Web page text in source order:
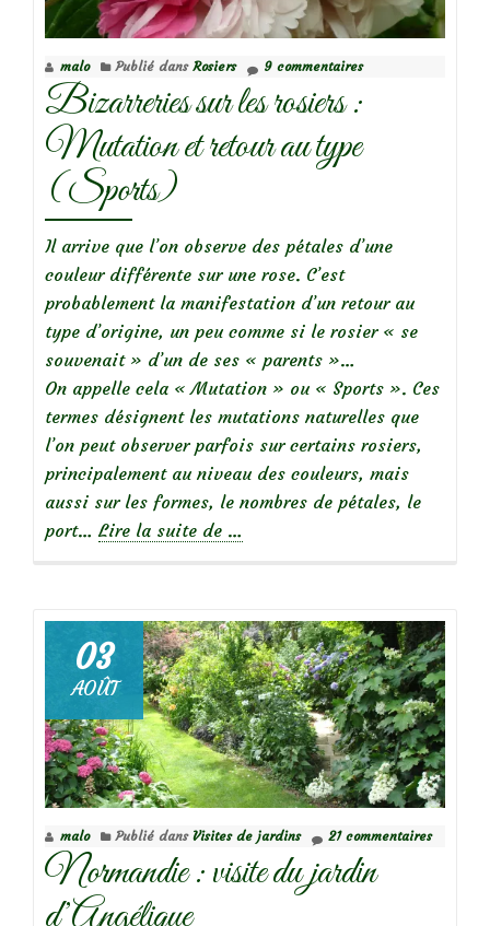
malo Publié dans Rosiers 9 commentaires
Bizarreries sur les rosiers :
Mutation et retour au type
(Sports)
Il arrive que l’on observe des pétales d’une
couleur différente sur une rose. C’est
probablement la manifestation d’un retour au
type d’origine, un peu comme si le rosier « se
souvenait » d’un de ses « parents »…
On appelle cela « Mutation » ou « Sports ». Ces
termes désignent les mutations naturelles que
l’on peut observer parfois sur certains rosiers,
principalement au niveau des couleurs, mais
aussi sur les formes, le nombres de pétales, le
port… Lire la suite de à
les
rosiers
:
Mutation
et
retour
au
type
(Sports)
…
03
AOÛT
malo Publié dans Visites de jardins 21 commentaires
Normandie : visite du jardin